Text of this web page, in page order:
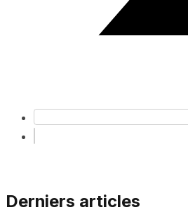
Derniers articles